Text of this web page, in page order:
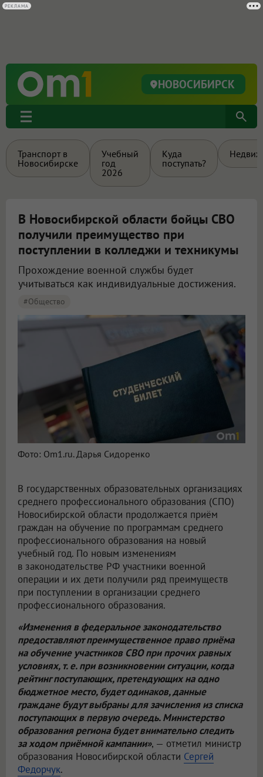
НОВОСИБИРСК
Транспорт в
Новосибирске
Учебный
год
2026
Куда
поступать?
В Новосибирской области бойцы СВО
получили преимущество при
поступлении в колледжи и техникумы
Прохождение военной службы будет
учитываться как индивидуальные достижения.
#Общество
Фото: Om1.ru. Дарья Сидоренко
В государственных образовательных организациях
среднего профессионального образования (СПО)
Новосибирской области продолжается приём
граждан на обучение по программам среднего
профессионального образования на новый
учебный год. По новым изменениям
в законодательстве РФ участники военной
операции и их дети получили ряд преимуществ
при поступлении в организации среднего
профессионального образования.
«Изменения в федеральное законодательство
предоставляют преимущественное право приёма
на обучение участников СВО при прочих равных
условиях, т. е. при возникновении ситуации, когда
рейтинг поступающих, претендующих на одно
бюджетное место, будет одинаков, данные
граждане будут выбраны для зачисления из списка
поступающих в первую очередь. Министерство
образования региона будет внимательно следить
за ходом приёмной кампании», — отметил министр
образования Новосибирской области Сергей
Федорчук.
РЕКЛАМА